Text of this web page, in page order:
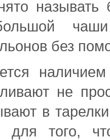
большой
без
не
в
для того,